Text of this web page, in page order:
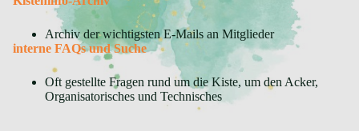
Archiv der wichtigsten E-Mails an Mitglieder
interne FAQs und Suche
Oft gestellte Fragen rund um die Kiste, um den Acker,
Organisatorisches und Technisches